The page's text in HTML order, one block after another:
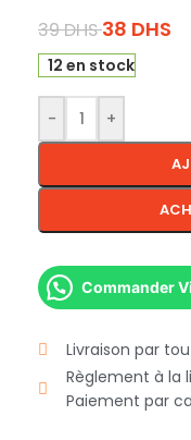
39DHS 38 DHS
12 en stock
- +
Commander
Livraison par
Règlement à la
Paiement par